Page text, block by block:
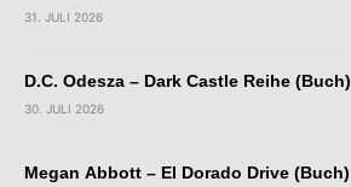
31. JULI 2026
D.C. Odesza – Dark Castle Reihe (Buch)
30. JULI 2026
Megan Abbott – El Dorado Drive (Buch)